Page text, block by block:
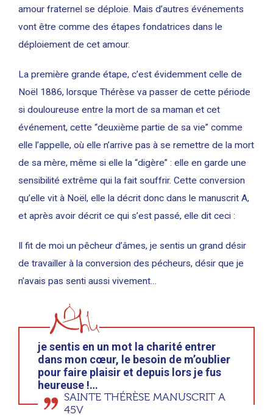
amour fraternel se déploie. Mais d’autres événements
vont être comme des étapes fondatrices dans le
déploiement de cet amour.
La première grande étape, c’est évidemment celle de
Noël 1886, lorsque Thérèse va passer de cette période
si douloureuse entre la mort de sa maman et cet
événement, cette “deuxième partie de sa vie” comme
elle l’appelle, où elle n’arrive pas à se remettre de la mort
de sa mère, même si elle la “digère” : elle en garde une
sensibilité extrême qui la fait souffrir. Cette conversion
qu’elle vit à Noël, elle la décrit donc dans le manuscrit A,
et après avoir décrit ce qui s’est passé, elle dit ceci :
Il fit de moi un pêcheur d’âmes, je sentis un grand désir
de travailler à la conversion des pécheurs, désir que je
n’avais pas senti aussi vivement…
je sentis en un mot la charité entrer
dans mon cœur, le besoin de m’oublier
pour faire plaisir et depuis lors je fus
heureuse !…
SAINTE THÉRÈSE MANUSCRIT A
45V